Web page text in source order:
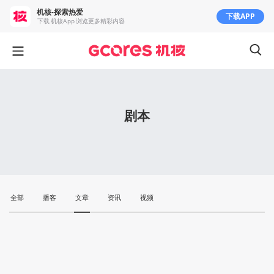
剧本
全部 播客 文章 资讯 视频
机核-探索热爱
下载 机核App 浏览更多精彩内容 下载APP